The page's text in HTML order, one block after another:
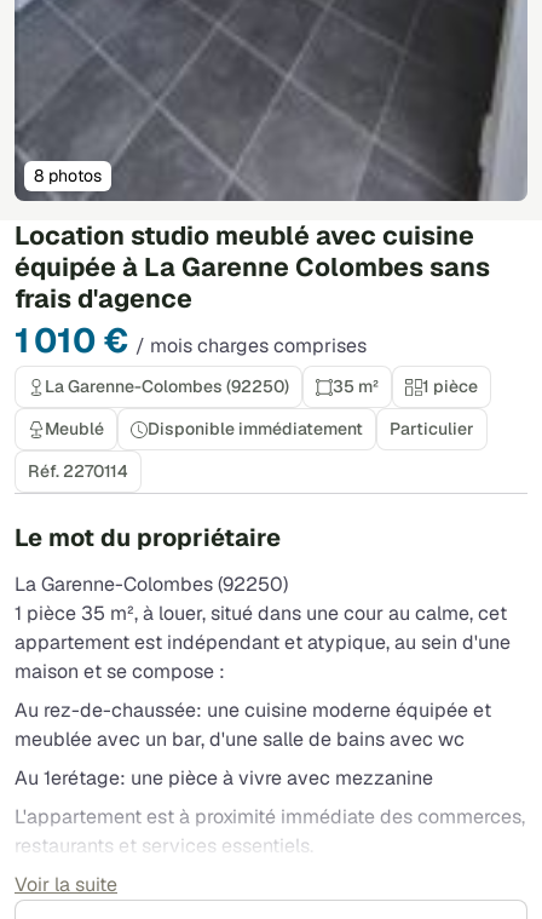
Location studio meublé avec cuisine
équipée à La Garenne Colombes sans
frais d'agence
1 010 € / mois charges comprises
8 photos
La Garenne-Colombes (92250) 35 m²
1 pièce
Meublé
Disponible immédiatement
Particulier
Réf. 2270114
Le mot du propriétaire
La Garenne-Colombes (92250)
1 pièce 35 m², à louer, situé dans une cour au calme, cet
appartement est indépendant et atypique, au sein d'une
maison et se compose :
Au rez-de-chaussée: une cuisine moderne équipée et
meublée avec un bar, d'une salle de bains avec wc
Au 1erétage: une pièce à vivre avec mezzanine
L'appartement est à proximité immédiate des commerces,
restaurants et services essentiels.
Les transports en commun sont facilement accessibles,
avec la gare de La Garenne-Colombes (ligne L) à
Voir la suite